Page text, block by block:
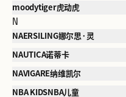
moodytiger虎动虎
N
NAERSILING娜尔思·灵
NAUTICA诺蒂卡
NAVIGARE纳维凯尔
NBA KIDSNBA儿童